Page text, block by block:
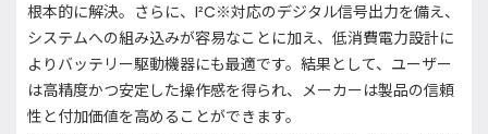
根本的に解決。さらに、I²C※対応のデジタル信号出力を備え、
システムへの組み込みが容易なことに加え、低消費電力設計に
よりバッテリー駆動機器にも最適です。結果として、ユーザー
は高精度かつ安定した操作感を得られ、メーカーは製品の信頼
性と付加価値を高めることができます。